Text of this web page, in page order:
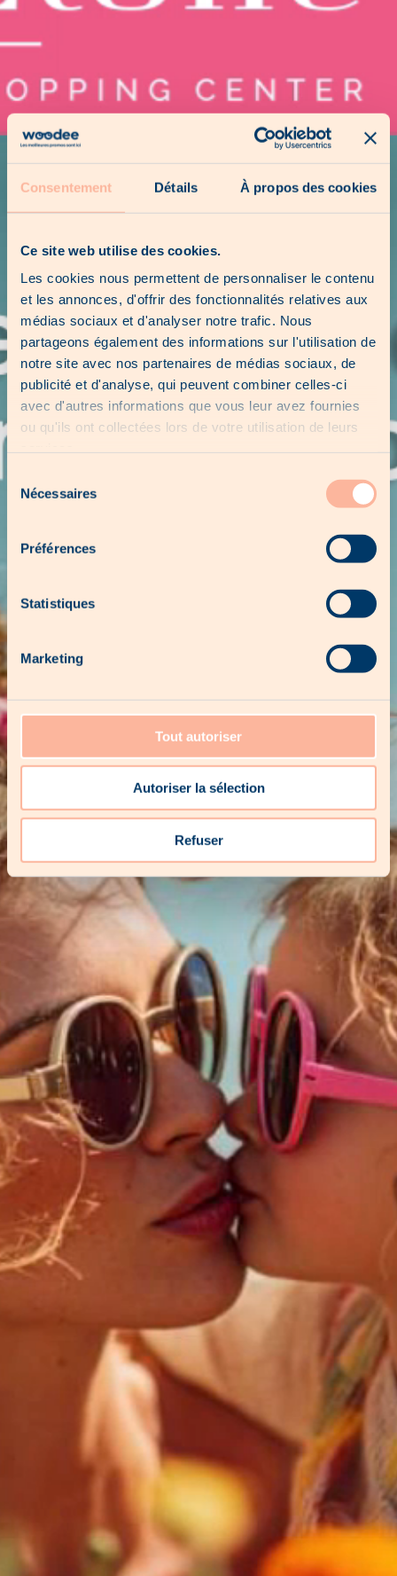
Consentement Détails À propos des cookies
Ce site web utilise des cookies.
Les cookies nous permettent de personnaliser le contenu
et les annonces, d'offrir des fonctionnalités relatives aux
médias sociaux et d'analyser notre trafic. Nous
partageons également des informations sur l'utilisation de
notre site avec nos partenaires de médias sociaux, de
publicité et d'analyse, qui peuvent combiner celles-ci
avec d'autres informations que vous leur avez fournies
ou qu'ils ont collectées lors de votre utilisation de leurs
Nécessaires
Préférences
Statistiques
Marketing
Tout autoriser
Autoriser la sélection
Refuser